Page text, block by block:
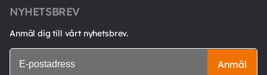
NYHETSBREV
Anmäl dig till vårt nyhetsbrev.
Anmäl